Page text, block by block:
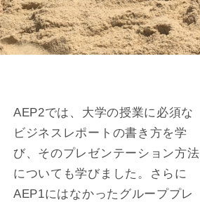
AEP2では、大学の授業に必須な
ビジネスレポートの書き方を学
び、そのプレゼンテーション方法
についても学びました。さらに
AEP1にはなかったグループプレ